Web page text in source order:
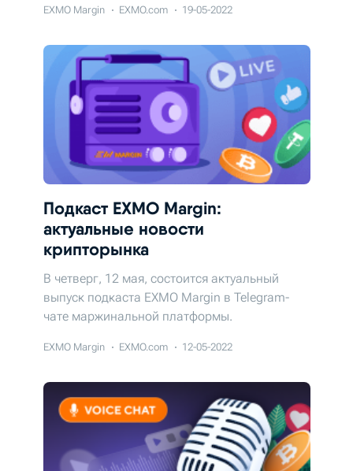
EXMO Margin EXMO.com 19-05-2022
Подкаст EXMO Margin:
актуальные новости
крипторынка
В четверг, 12 мая, состоится актуальный
выпуск подкаста EXMO Margin в Telegram-
чате маржинальной платформы.
EXMO Margin EXMO.com 12-05-2022